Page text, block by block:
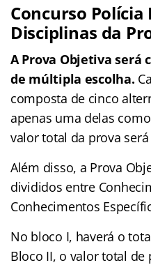
Concurso Polícia
Disciplinas da
A Prova Objetiva será
de múltipla escolha.
composta de cinco
apenas uma delas
valor total da prova
Além disso, a Prova
divididos entre
Conhecimentos
No bloco I, haverá o
Bloco II, o valor total de